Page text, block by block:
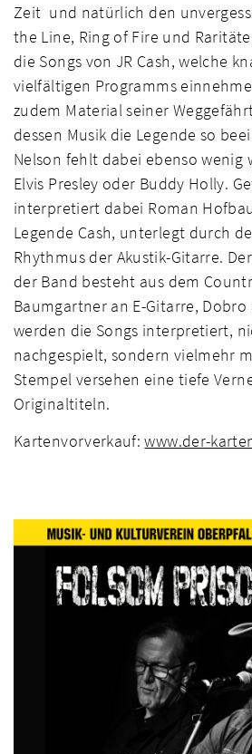
Zeit und natürlich den
the Line, Ring of Fire und
die Songs von JR Cash, welche
vielfältigen Programms
zudem Material seiner
dessen Musik die Legende so
Nelson fehlt dabei ebenso wenig
Elvis Presley oder Buddy Holly.
interpretiert dabei Roman
Legende Cash, unterlegt durch
Rhythmus der Akustik-Gitarre.
der Band besteht aus dem
Baumgartner an E-Gitarre,
werden die Songs interpretiert,
nachgespielt, sondern vielmehr
Stempel versehen eine tiefe
Originaltiteln.
Kartenvorverkauf:www.der-